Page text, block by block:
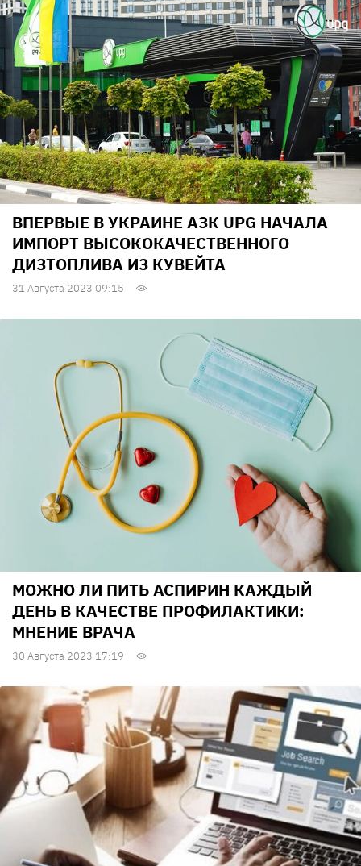
ВПЕРВЫЕ В УКРАИНЕ АЗК UPG НАЧАЛА
ИМПОРТ ВЫСОКОКАЧЕСТВЕННОГО
ДИЗТОПЛИВА ИЗ КУВЕЙТА
31 Августа 2023 09:15
МОЖНО ЛИ ПИТЬ АСПИРИН КАЖДЫЙ
ДЕНЬ В КАЧЕСТВЕ ПРОФИЛАКТИКИ:
МНЕНИЕ ВРАЧА
30 Августа 2023 17:19